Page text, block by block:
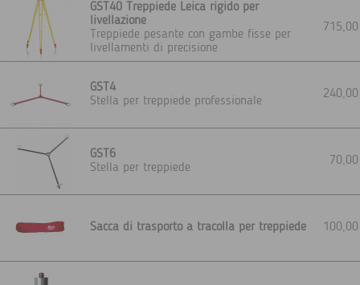
GST40 Treppiede Leica rigido per
livellazione
Treppiede pesante con gambe fisse per
livellamenti di precisione
GST4
Stella per treppiede professionale
GST6
Stella per treppiede
Sacca di trasporto a tracolla per treppiede